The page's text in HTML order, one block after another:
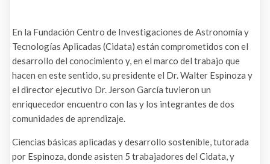
En la Fundación Centro de Investigaciones de Astronomía y
Tecnologías Aplicadas (Cidata) están comprometidos con el
desarrollo del conocimiento y, en el marco del trabajo que
hacen en este sentido, su presidente el Dr. Walter Espinoza y
el director ejecutivo Dr. Jerson García tuvieron un
enriquecedor encuentro con las y los integrantes de dos
comunidades de aprendizaje.
Ciencias básicas aplicadas y desarrollo sostenible, tutorada
por Espinoza, donde asisten 5 trabajadores del Cidata, y